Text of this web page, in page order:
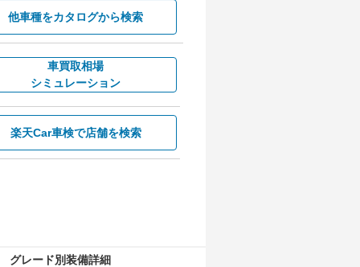
他車種をカタログから検索
車買取相場
シミュレーション
楽天Car車検で店舗を検索
グレード別装備詳細